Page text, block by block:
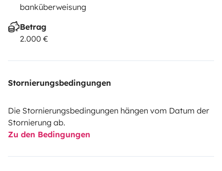
banküberweisung
Betrag
2.000 €
Stornierungsbedingungen
Die Stornierungsbedingungen hängen vom Datum der
Stornierung ab.
Zu den Bedingungen